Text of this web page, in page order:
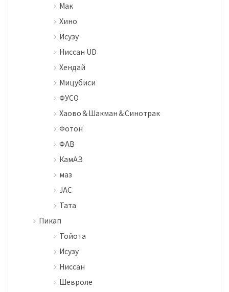
Мак
Хино
Исузу
Ниссан UD
Хендай
Мицубиси
ФУСО
Хаово＆Шакман＆Синотрак
Фотон
ФАВ
КамАЗ
маз
JAC
Тата
Пикап
Тойота
Исузу
Ниссан
Шевроле